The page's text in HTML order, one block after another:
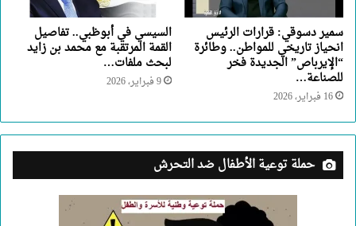
سمير دسوقي: قرارات الرئيس
انحياز تاريخي للمواطن.. وطائرة
“الإيرباص” الجديدة فخر
للصناعة…
16 فبراير، 2026
السيسي في أبوظبي.. تفاصيل
القمة المرتقبة مع محمد بن زايد
لبحث ملفات…
9 فبراير، 2026
حملة توعية الأطفال ضد التحرش